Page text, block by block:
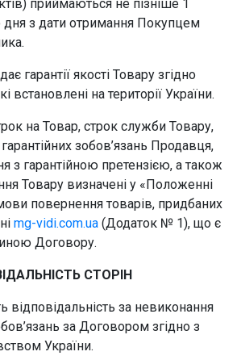
приймаються не пізніше 1
дня з дати отримання Покупцем
гарантії якості Товару згідно
встановлені на території України.
на Товар, строк служби Товару,
зобов’язань Продавця,
з гарантійною претензією, а також
Товару визначені у «Положенні
повернення товарів, придбаних
mg-vidi.com.ua (Додаток № 1), що є
Договору.
СТОРІН
відповідальність за невиконання
за Договором згідно з
України.